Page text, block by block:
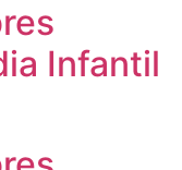
Infantil